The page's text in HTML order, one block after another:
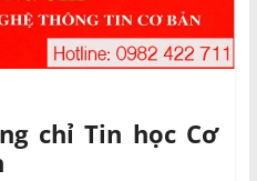
chỉ Tin học Cơ